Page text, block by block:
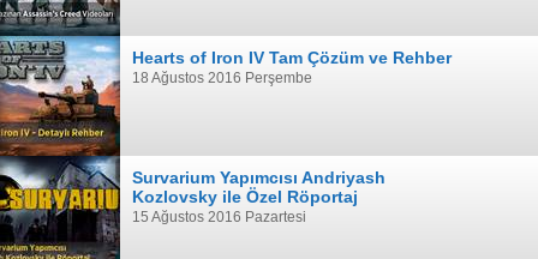
Hearts of Iron IV Tam Çözüm ve Rehber
18 Ağustos 2016 Perşembe
Survarium Yapımcısı Andriyash
Kozlovsky ile Özel Röportaj
15 Ağustos 2016 Pazartesi